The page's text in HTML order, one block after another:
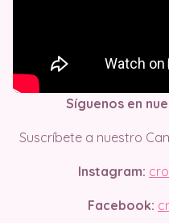
Síguenos en
Suscríbete a nuestro
Instagram:
Facebook: